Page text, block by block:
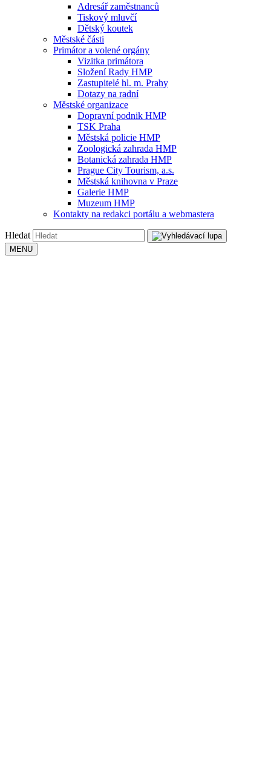
Adresář zaměstnanců
Tiskový mluvčí
Dětský koutek
Městské části
Primátor a volené orgány
Vizitka primátora
Složení Rady HMP
Zastupitelé hl. m. Prahy
Dotazy na radní
Městské organizace
Dopravní podnik HMP
TSK Praha
Městská policie HMP
Zoologická zahrada HMP
Botanická zahrada HMP
Prague City Tourism, a.s.
Městská knihovna v Praze
Galerie HMP
Muzeum HMP
Kontakty na redakci portálu a webmastera
Hledat
MENU